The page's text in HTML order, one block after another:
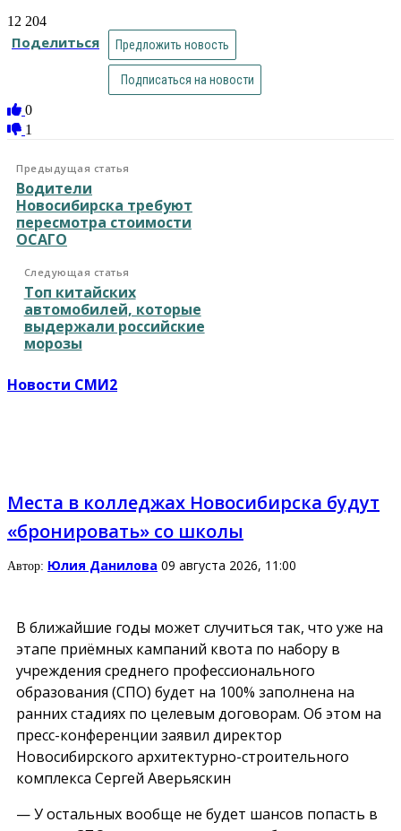
12 204
Поделиться Предложить новость
Подписаться на новости
0
1
Предыдущая статья
Водители
Новосибирска требуют
пересмотра стоимости
ОСАГО
Следующая статья
Топ китайских
автомобилей, которые
выдержали российские
морозы
Новости СМИ2
Места в колледжах Новосибирска будут
«бронировать» со школы
Автор: Юлия Данилова 09 августа 2026, 11:00
В ближайшие годы может случиться так, что уже на
этапе приёмных кампаний квота по набору в
учреждения среднего профессионального
образования (СПО) будет на 100% заполнена на
ранних стадиях по целевым договорам. Об этом на
пресс-конференции заявил директор
Новосибирского архитектурно-строительного
комплекса Сергей Аверьяскин
— У остальных вообще не будет шансов попасть в